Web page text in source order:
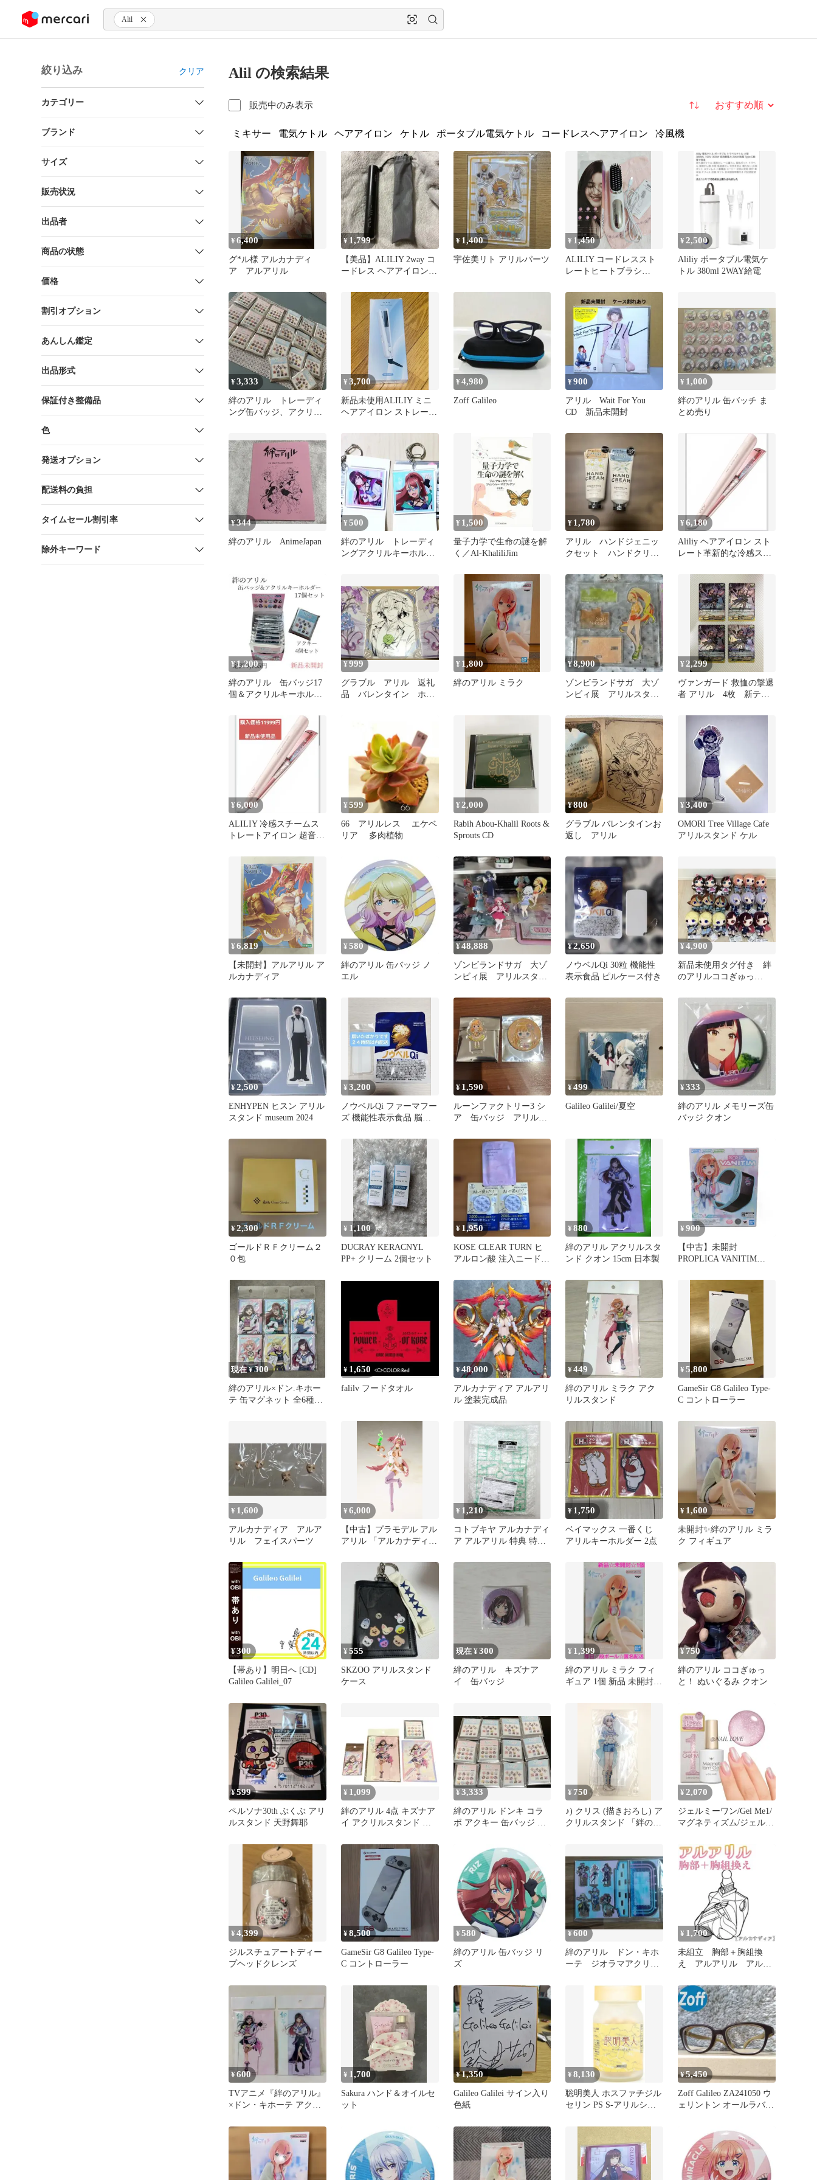
ツにスキップ Alil
絞り込み クリア
カテゴリー
ブランド
サイズ
販売状況
出品者
商品の状態
価格
割引オプション
あんしん鑑定
出品形式
保証付き整備品
色
発送オプション
配送料の負担
タイムセール割引率
除外キーワード
Alil の検索結果
販売中のみ表示 並び替え
ミキサー 電気ケトル ヘアアイロン ケトル ポータブル電気ケトル コードレスヘアアイロン 冷風機
¥6,400
グ*ル様 アルカナディ
ア アルアリル
¥ 1,799
【美品】ALILIY 2way コ
ードレス ヘアアイロン
¥ 1,400
宇佐美リト アリルパーツ
¥ 1,450
ALILIY コードレススト
レートヒートブラシ
¥ 2,500
Aliliy ポータブル電気ケ
トル 380ml 2WAY給電
¥3,333
絆のアリル トレーディ
ング缶バッジ、アクリル
¥3,700
新品未使用ALILIY ミニ
ヘアアイロン ストレート
¥4,980
Zoff Galileo
¥900
アリル Wait For You
CD 新品未開封
¥ 1,000
絆のアリル 缶バッチ ま
とめ売り
¥344
絆のアリル AnimeJapan
¥500
絆のアリル トレーディ
ングアクリルキーホルダ
¥ 1,500
量子力学で生命の謎を解
く／Al‐KhaliliJim
¥ 1,780
アリル ハンドジェニッ
クセット ハンドクリー
モミール
¥6,180
Aliliy ヘアアイロン スト
レート革新的な冷感スチ
¥1,200
絆のアリル 缶バッジ17
個＆アクリルキーホルダ
封
¥999
グラブル アリル 返礼
品 バレンタイン ホワ
¥ 1,800
絆のアリル ミラク
¥8,900
ゾンビランドサガ 大ゾ
ンビィ展 アリルスタン
¥ 2,299
ヴァンガード 救恤の撃退
者 アリル 4枚 新テキ
¥6,000
ALILIY 冷感スチームス
トレートアイロン 超音波
¥599
66 アリルレス エケベ
リア 多肉植物
¥ 2,000
Rabih Abou-Khalil Roots &
Sprouts CD
¥800
グラブル バレンタインお
返し アリル
¥3,400
OMORI Tree Village Cafe
アリルスタンド ケル
¥6,819
【未開封】アルアリル ア
ルカナディア
¥ 580
絆のアリル 缶バッジ ノ
エル
¥48,888
ゾンビランドサガ 大ゾ
ンビィ展 アリルスタン
¥2,650
ノウベルQi 30粒 機能性
表示食品 ピルケース付き
¥4,900
新品未使用タグ付き 絆
のアリルココぎゅっ
セット
¥2,500
ENHYPEN ヒスン アリル
スタンド museum 2024
¥3,200
ノウベルQi ファーマフー
ズ 機能性表示食品 脳の
¥ 1,590
ルーンファクトリー3 シ
ア 缶バッジ アリルス
¥499
Galileo Galilei/夏空
¥333
絆のアリル メモリーズ缶
バッジ クオン
¥2,300
ゴールドＲＦクリーム２
０包
¥ 1,100
DUCRAY KERACNYL
PP+ クリーム 2個セット
¥ 1,950
KOSE CLEAR TURN ヒ
アルロン酸 注入ニードル
¥880
絆のアリル アクリルスタ
ンド クオン 15cm 日本製
¥ 900
【中古】未開封
PROPLICA VANITIM
現在 ¥300
絆のアリル×ドン.キホー
テ 缶マグネット 全6種セ
¥ 1,650
falilv フードタオル
¥48,000
アルカナディア アルアリ
ル 塗装完成品
¥449
絆のアリル ミラク アク
リルスタンド
¥5,800
GameSir G8 Galileo Type-
C コントローラー
¥ 1,600
アルカナディア アルア
リル フェイスパーツ
¥6,000
【中古】プラモデル アル
アリル 「アルカナディ
¥ 1,210
コトブキヤ アルカナディ
ア アルアリル 特典 特別
¥ 1,750
ベイマックス 一番くじ
アリルキーホルダー 2点
¥ 1,600
未開封✨絆のアリル ミラ
ク フィギュア
¥300
【帯あり】明日へ [CD]
Galileo Galilei_07
¥555
SKZOO アリルスタンド
ケース
現在 ¥300
絆のアリル キズナア
イ 缶バッジ
¥ 1,399
絆のアリル ミラク フィ
ギュア 1個 新品 未開封
¥ 750
絆のアリル ココぎゅっ
と！ ぬいぐるみ クオン
¥599
ペルソナ30th ぶくぶ アリ
ルスタンド 天野舞耶
¥ 1,099
絆のアリル 4点 キズナア
イ アクリルスタンド 缶
¥3,333
絆のアリル ドンキ コラ
ボ アクキー 缶バッジ ラ
¥ 750
♪) クリス (描きおろし) ア
クリルスタンド 「絆のア
¥ 2,070
ジェルミーワン/Gel Me1/
マグネティズム/ジェルネ
¥4,399
ジルスチュアートディー
プヘッドクレンズ
¥8,500
GameSir G8 Galileo Type-
C コントローラー
¥ 580
絆のアリル 缶バッジ リ
ズ
¥600
絆のアリル ドン・キホ
ーテ ジオラマアクリル
¥ 1,700
未組立 胸部＋胸組換
え アルアリル アルカ
¥600
TVアニメ『絆のアリル』
×ドン・キホーテ アクス
¥ 1,700
Sakura ハンド＆オイルセ
ット
¥1,350
Galileo Galilei サイン入り
色紙
¥8,130
聡明美人 ホスファチジル
セリン PS S-アリルシス
¥5,450
Zoff Galileo ZA241050 ウ
ェリントン オールラバー